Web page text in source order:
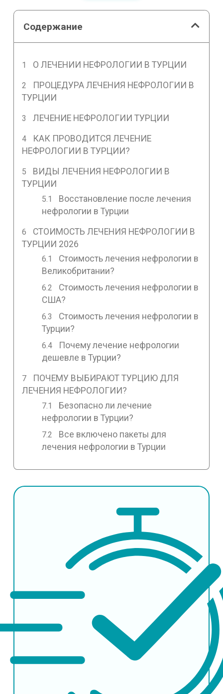
Содержание
О ЛЕЧЕНИИ НЕФРОЛОГИИ В ТУРЦИИ
ПРОЦЕДУРА ЛЕЧЕНИЯ НЕФРОЛОГИИ В
ТУРЦИИ
ЛЕЧЕНИЕ НЕФРОЛОГИИ ТУРЦИИ
КАК ПРОВОДИТСЯ ЛЕЧЕНИЕ
НЕФРОЛОГИИ В ТУРЦИИ?
ВИДЫ ЛЕЧЕНИЯ НЕФРОЛОГИИ В
ТУРЦИИ
Восстановление после лечения
нефрологии в Турции
СТОИМОСТЬ ЛЕЧЕНИЯ НЕФРОЛОГИИ В
ТУРЦИИ 2026
Стоимость лечения нефрологии в
Великобритании?
Стоимость лечения нефрологии в
США?
Стоимость лечения нефрологии в
Турции?
Почему лечение нефрологии
дешевле в Турции?
ПОЧЕМУ ВЫБИРАЮТ ТУРЦИЮ ДЛЯ
ЛЕЧЕНИЯ НЕФРОЛОГИИ?
Безопасно ли лечение
нефрологии в Турции?
Все включено пакеты для
лечения нефрологии в Турции